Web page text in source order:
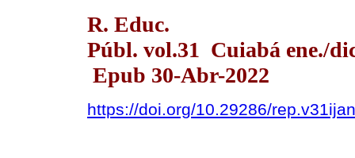
R. Educ.
Públ. vol.31 Cuiabá ene./
Epub 30-Abr-2022
https://doi.org/10.29286/